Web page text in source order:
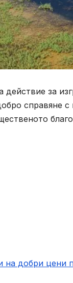
действие за
справяне
на добри цени